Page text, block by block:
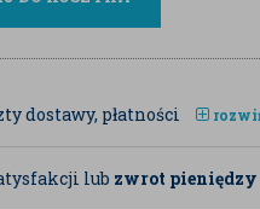
dostawy, płatności
lub zwrot pieniędzy